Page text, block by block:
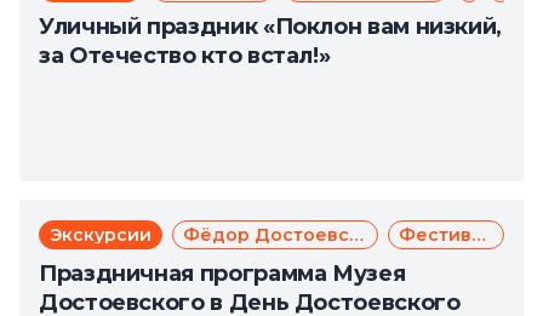
Уличный праздник «Поклон вам низкий,
за Отечество кто встал!»
Экскурсии Фёдор Достоевский Фестиваль
Праздничная программа Музея
Достоевского в День Достоевского